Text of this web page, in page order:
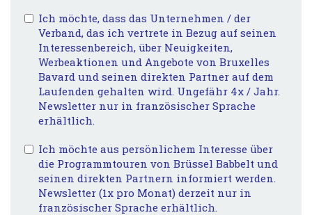
Ich möchte, dass das Unternehmen / der
Verband, das ich vertrete in Bezug auf seinen
Interessenbereich, über Neuigkeiten,
Werbeaktionen und Angebote von Bruxelles
Bavard und seinen direkten Partner auf dem
Laufenden gehalten wird. Ungefähr 4x / Jahr.
Newsletter nur in französischer Sprache
erhältlich.
Ich möchte aus persönlichem Interesse über
die Programmtouren von Brüssel Babbelt und
seinen direkten Partnern informiert werden.
Newsletter (1x pro Monat) derzeit nur in
französischer Sprache erhältlich.